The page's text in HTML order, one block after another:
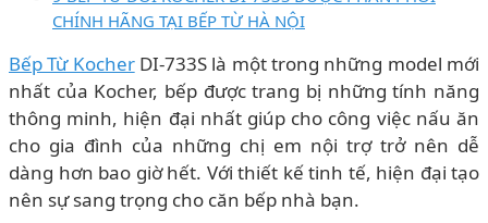
CHÍNH HÃNG TẠI BẾP TỪ HÀ NỘI
Bếp Từ KocherDI-733S là một trong những model mới
nhất của Kocher, bếp được trang bị những tính năng
thông minh, hiện đại nhất giúp cho công việc nấu ăn
cho gia đình của những chị em nội trợ trở nên dễ
dàng hơn bao giờ hết. Với thiết kế tinh tế, hiện đại tạo
nên sự sang trọng cho căn bếp nhà bạn.